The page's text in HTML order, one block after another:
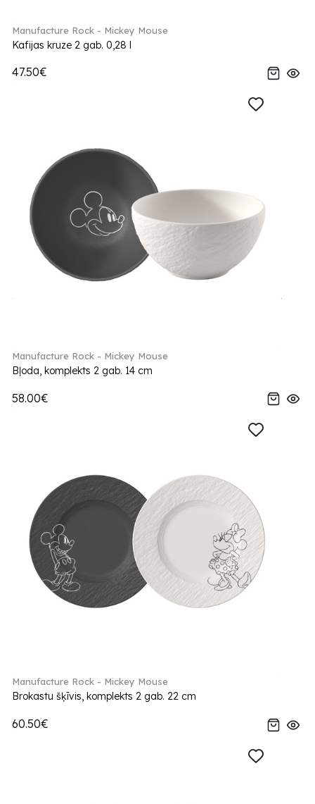
Manufacture Rock - Mickey Mouse
Kafijas kruze 2 gab. 0,28 l
47.50€
Manufacture Rock - Mickey Mouse
Bļoda, komplekts 2 gab. 14 cm
58.00€
Manufacture Rock - Mickey Mouse
Brokastu šķīvis, komplekts 2 gab. 22 cm
60.50€